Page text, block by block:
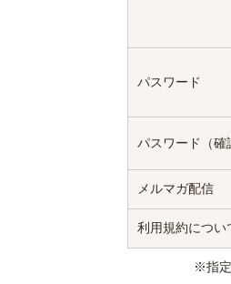
パスワード
パスワード（確
メルマガ配信
利用規約につい
※指定